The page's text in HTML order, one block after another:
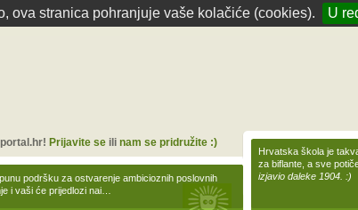
ova stranica pohranjuje vaše kolačiće (cookies). U
podršku za ostvarenje ambicioznih poslovnih
i vaši će prijedlozi nai…
Prijavite seili nam se pridružite :)
Hrvatska škola je
za biflante, a sve
izjavio daleke 1904. :)